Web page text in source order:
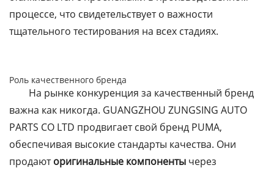
процессе, что свидетельствует о важности
тщательного тестирования на всех стадиях.
Роль качественного бренда
На рынке конкуренция за качественный бренд
важна как никогда. GUANGZHOU ZUNGSING AUTO
PARTS CO LTD продвигает свой бренд PUMA,
обеспечивая высокие стандарты качества. Они
продаюторигинальные компоненты через